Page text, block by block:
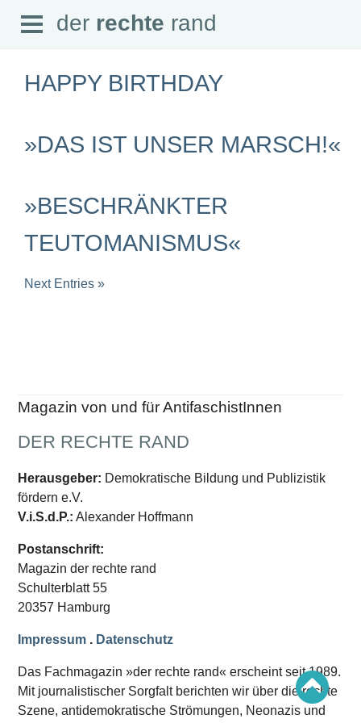
der rechte rand
SEITEN
Aktuell
Suche
Audio
Abonnement
Impressum
Schwerpunkt NSU
Schwerpunkt NPD
AUSGABEN
Ausgaben Übersicht
Ausgabe 221
Ausgabe 220
Ausgabe 218
Ausgabe 217
Ausgabe 216
Open
Menu
der rechte rand
HAPPY BIRTHDAY
»DAS IST UNSER MARSCH!«
»BESCHRÄNKTER
TEUTOMANISMUS«
Next Entries »
Magazin von und für AntifaschistInnen
DER RECHTE RAND
Herausgeber: Demokratische Bildung und Publizistik
fördern e.V.
V.i.S.d.P.: Alexander Hoffmann
Postanschrift:
Magazin der rechte rand
Schulterblatt 55
20357 Hamburg
Impressum . Datenschutz
Das Fachmagazin »der rechte rand« erscheint seit 1989.
Mit journalistischer Sorgfalt berichten wir über die rechte
Szene, antidemokratische Strömungen, Neonazis und